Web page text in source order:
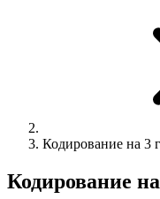
Кодирование на 3
Кодирование